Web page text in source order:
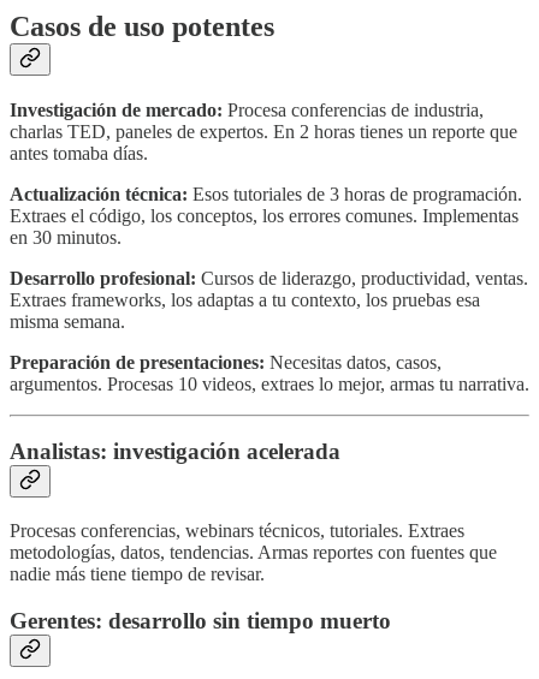
Casos de uso potentes
Investigación de mercado: Procesa conferencias de industria,
charlas TED, paneles de expertos. En 2 horas tienes un reporte que
antes tomaba días.
Actualización técnica: Esos tutoriales de 3 horas de programación.
Extraes el código, los conceptos, los errores comunes. Implementas
en 30 minutos.
Desarrollo profesional: Cursos de liderazgo, productividad, ventas.
Extraes frameworks, los adaptas a tu contexto, los pruebas esa
misma semana.
Preparación de presentaciones: Necesitas datos, casos,
argumentos. Procesas 10 videos, extraes lo mejor, armas tu narrativa.
Analistas: investigación acelerada
Procesas conferencias, webinars técnicos, tutoriales. Extraes
metodologías, datos, tendencias. Armas reportes con fuentes que
nadie más tiene tiempo de revisar.
Gerentes: desarrollo sin tiempo muerto